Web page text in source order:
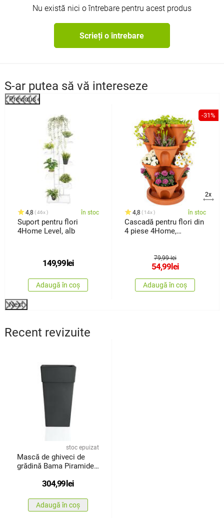
Nu există nici o întrebare pentru acest produs
Scrieți o întrebare
S-ar putea să vă intereseze
Previous
4,8 46x în stoc
Suport pentru flori
4Home Level, alb
149,99 lei
Adaugă în coș
-31%
2x
4,8 14x în stoc
Cascadă pentru flori din
4 piese 4Home,
79,99 lei
54,99 lei
Adaugă în coș
Next
Recent revizuite
stoc epuizat
Mască de ghiveci de
grădină Bama Piramide,
304,99lei
Adaugă în coș